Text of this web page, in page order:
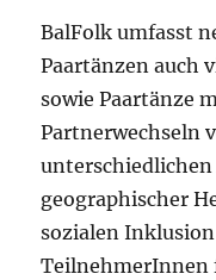
BalFolk umfasst
Paartänzen auch
sowie Paartänze
Partnerwechseln
geographischer
sozialen
TeilnehmerInnen